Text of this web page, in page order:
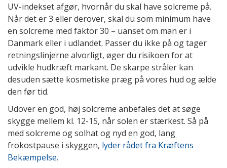
UV-indekset afgør, hvornår du skal have solcreme på.
Når det er 3 eller derover, skal du som minimum have
en solcreme med faktor 30 – uanset om man er i
Danmark eller i udlandet. Passer du ikke på og tager
retningslinjerne alvorligt, øger du risikoen for at
udvikle hudkræft markant. De skarpe stråler kan
desuden sætte kosmetiske præg på vores hud og ælde
den før tid.
Udover en god, høj solcreme anbefales det at søge
skygge mellem kl. 12-15, når solen er stærkest. Så på
med solcreme og solhat og nyd en god, lang
frokostpause i skyggen, lyder rådet fra Kræftens
Bekæmpelse.